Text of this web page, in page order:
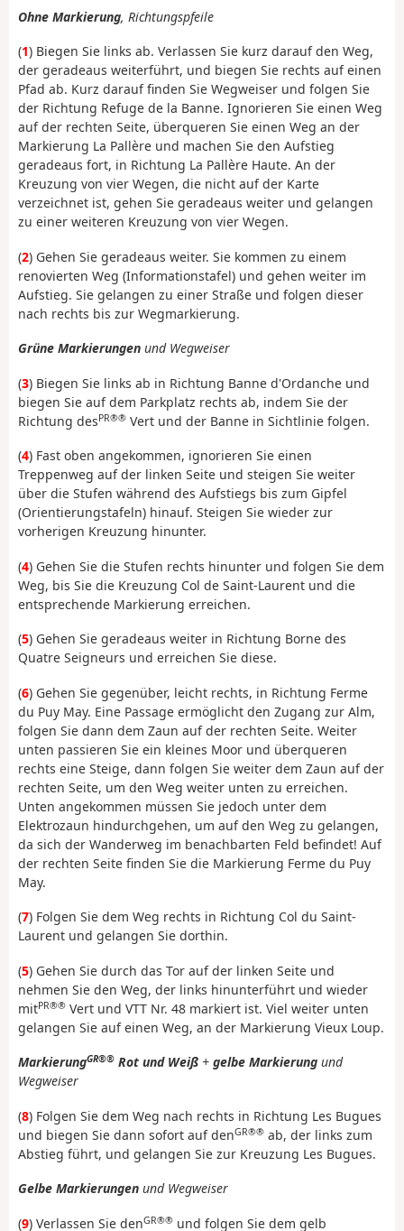
Ohne Markierung, Richtungspfeile
(1) Biegen Sie links ab. Verlassen Sie kurz darauf den Weg,
der geradeaus weiterführt, und biegen Sie rechts auf einen
Pfad ab. Kurz darauf finden Sie Wegweiser und folgen Sie
der Richtung Refuge de la Banne. Ignorieren Sie einen Weg
auf der rechten Seite, überqueren Sie einen Weg an der
Markierung La Pallère und machen Sie den Aufstieg
geradeaus fort, in Richtung La Pallère Haute. An der
Kreuzung von vier Wegen, die nicht auf der Karte
verzeichnet ist, gehen Sie geradeaus weiter und gelangen
zu einer weiteren Kreuzung von vier Wegen.
(2) Gehen Sie geradeaus weiter. Sie kommen zu einem
renovierten Weg (Informationstafel) und gehen weiter im
Aufstieg. Sie gelangen zu einer Straße und folgen dieser
nach rechts bis zur Wegmarkierung.
Grüne Markierungen und Wegweiser
(3) Biegen Sie links ab in Richtung Banne d'Ordanche und
biegen Sie auf dem Parkplatz rechts ab, indem Sie der
Richtung desPR®® Vert und der Banne in Sichtlinie folgen.
(4) Fast oben angekommen, ignorieren Sie einen
Treppenweg auf der linken Seite und steigen Sie weiter
über die Stufen während des Aufstiegs bis zum Gipfel
(Orientierungstafeln) hinauf. Steigen Sie wieder zur
vorherigen Kreuzung hinunter.
(4) Gehen Sie die Stufen rechts hinunter und folgen Sie dem
Weg, bis Sie die Kreuzung Col de Saint-Laurent und die
entsprechende Markierung erreichen.
(5) Gehen Sie geradeaus weiter in Richtung Borne des
Quatre Seigneurs und erreichen Sie diese.
(6) Gehen Sie gegenüber, leicht rechts, in Richtung Ferme
du Puy May. Eine Passage ermöglicht den Zugang zur Alm,
folgen Sie dann dem Zaun auf der rechten Seite. Weiter
unten passieren Sie ein kleines Moor und überqueren
rechts eine Steige, dann folgen Sie weiter dem Zaun auf der
rechten Seite, um den Weg weiter unten zu erreichen.
Unten angekommen müssen Sie jedoch unter dem
Elektrozaun hindurchgehen, um auf den Weg zu gelangen,
da sich der Wanderweg im benachbarten Feld befindet! Auf
der rechten Seite finden Sie die Markierung Ferme du Puy
May.
(7) Folgen Sie dem Weg rechts in Richtung Col du Saint-
Laurent und gelangen Sie dorthin.
(5) Gehen Sie durch das Tor auf der linken Seite und
nehmen Sie den Weg, der links hinunterführt und wieder
mitPR®® Vert und VTT Nr. 48 markiert ist. Viel weiter unten
gelangen Sie auf einen Weg, an der Markierung Vieux Loup.
MarkierungGR®® Rot und Weiß + gelbe Markierung und
Wegweiser
(8) Folgen Sie dem Weg nach rechts in Richtung Les Bugues
und biegen Sie dann sofort auf denGR®® ab, der links zum
Abstieg führt, und gelangen Sie zur Kreuzung Les Bugues.
Gelbe Markierungen und Wegweiser
(9) Verlassen Sie denGR®® und folgen Sie dem gelb